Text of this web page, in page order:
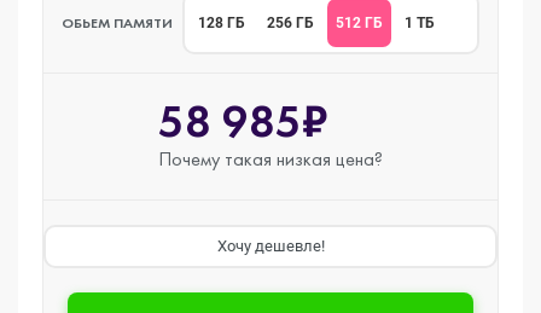
ОБЬЕМ ПАМЯТИ 128 ГБ 256 ГБ 512 ГБ 1 ТБ
58 985₽
Почему такая низкая цена?
Хочу дешевле!